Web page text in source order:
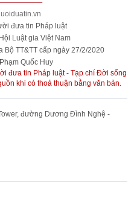
đưa tin Pháp luật
Luật gia Việt Nam
Bộ TT&TT cấp ngày 27/2/2020
Quốc Huy
đưa tin Pháp luật - Tạp chí Đời sống
khi có thoả thuận bằng văn bản.
đường Dương Đình Nghệ -